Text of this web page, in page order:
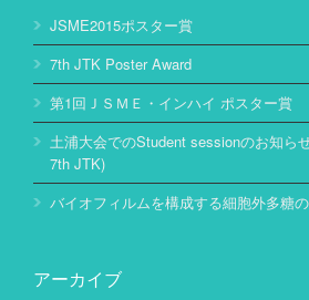
JSME2015ポスター賞
7th JTK Poster Award
第1回ＪＳＭＥ・インハイ ポスター賞
土浦大会でのStudent sessionのお知ら
7th JTK)
バイオフィルムを構成する細胞外多糖
アーカイブ